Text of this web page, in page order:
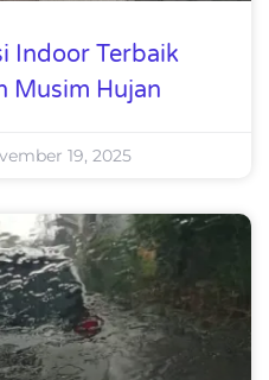
Indoor Terbaik
Musim Hujan
19, 2025